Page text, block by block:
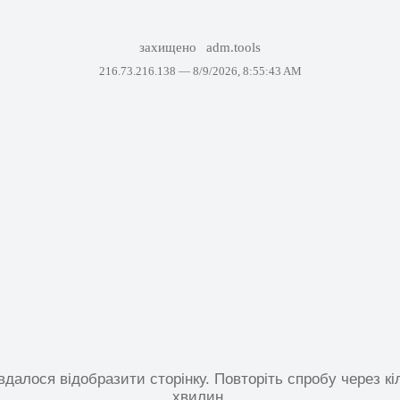
захищено adm.tools
216.73.216.138 — 8/9/2026, 8:55:43 AM
відобразити сторінку. Повторіть спробу через